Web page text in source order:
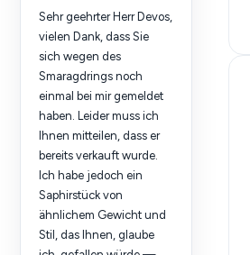
Sehr geehrter Herr Devos,
vielen Dank, dass Sie
sich wegen des
Smaragdrings noch
einmal bei mir gemeldet
haben. Leider muss ich
Ihnen mitteilen, dass er
bereits verkauft wurde.
Ich habe jedoch ein
Saphirstück von
ähnlichem Gewicht und
Stil, das Ihnen, glaube